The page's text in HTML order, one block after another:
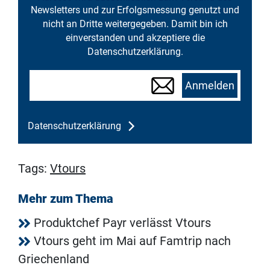
Newsletters und zur Erfolgsmessung genutzt und
nicht an Dritte weitergegeben. Damit bin ich
einverstanden und akzeptiere die
Datenschutzerklärung.
Anmelden
Datenschutzerklärung
Tags: Vtours
Mehr zum Thema
Produktchef Payr verlässt Vtours
Vtours geht im Mai auf Famtrip nach
Griechenland